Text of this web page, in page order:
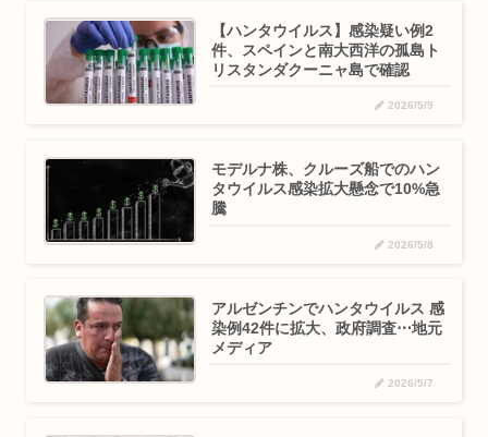
【ハンタウイルス】感染疑い例2
件、スペインと南大西洋の孤島ト
リスタンダクーニャ島で確認
2026/5/9
モデルナ株、クルーズ船でのハン
タウイルス感染拡大懸念で10%急
騰
2026/5/8
アルゼンチンでハンタウイルス 感
染例42件に拡大、政府調査⋯地元
メディア
2026/5/7